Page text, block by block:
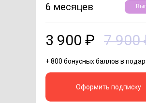
6 месяцев
+ 800 бонусных баллов в
7 900
3 900 ₽
Оформить подписку